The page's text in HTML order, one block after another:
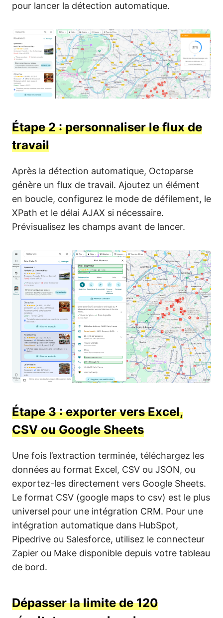
pour lancer la détection automatique.
Étape 2 : personnaliser le flux de
travail
Après la détection automatique, Octoparse
génère un flux de travail. Ajoutez un élément
en boucle, configurez le mode de défilement, le
XPath et le délai AJAX si nécessaire.
Prévisualisez les champs avant de lancer.
Étape 3 : exporter vers Excel,
CSV ou Google Sheets
Une fois l’extraction terminée, téléchargez les
données au format Excel, CSV ou JSON, ou
exportez-les directement vers Google Sheets.
Le format CSV (google maps to csv) est le plus
universel pour une intégration CRM. Pour une
intégration automatique dans HubSpot,
Pipedrive ou Salesforce, utilisez le connecteur
Zapier ou Make disponible depuis votre tableau
de bord.
Dépasser la limite de 120